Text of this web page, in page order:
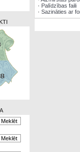
· Palīdzības faili
· Sazināties ar